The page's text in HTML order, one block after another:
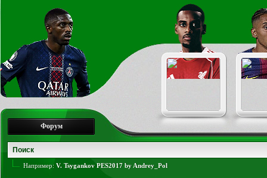
Форум
Например: V. Tsygankov PES2017 by Andrey_Pol